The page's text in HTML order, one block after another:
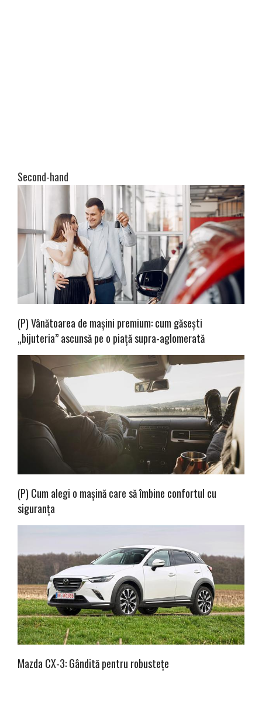
Second-hand
(P) Vânătoarea de mașini premium: cum găsești
„bijuteria” ascunsă pe o piață supra-aglomerată
(P) Cum alegi o mașină care să îmbine confortul cu
siguranța
Mazda CX-3: Gândită pentru robustețe